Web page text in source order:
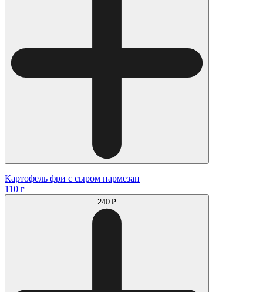
Картофель фри с сыром пармезан
110 г
240 ₽